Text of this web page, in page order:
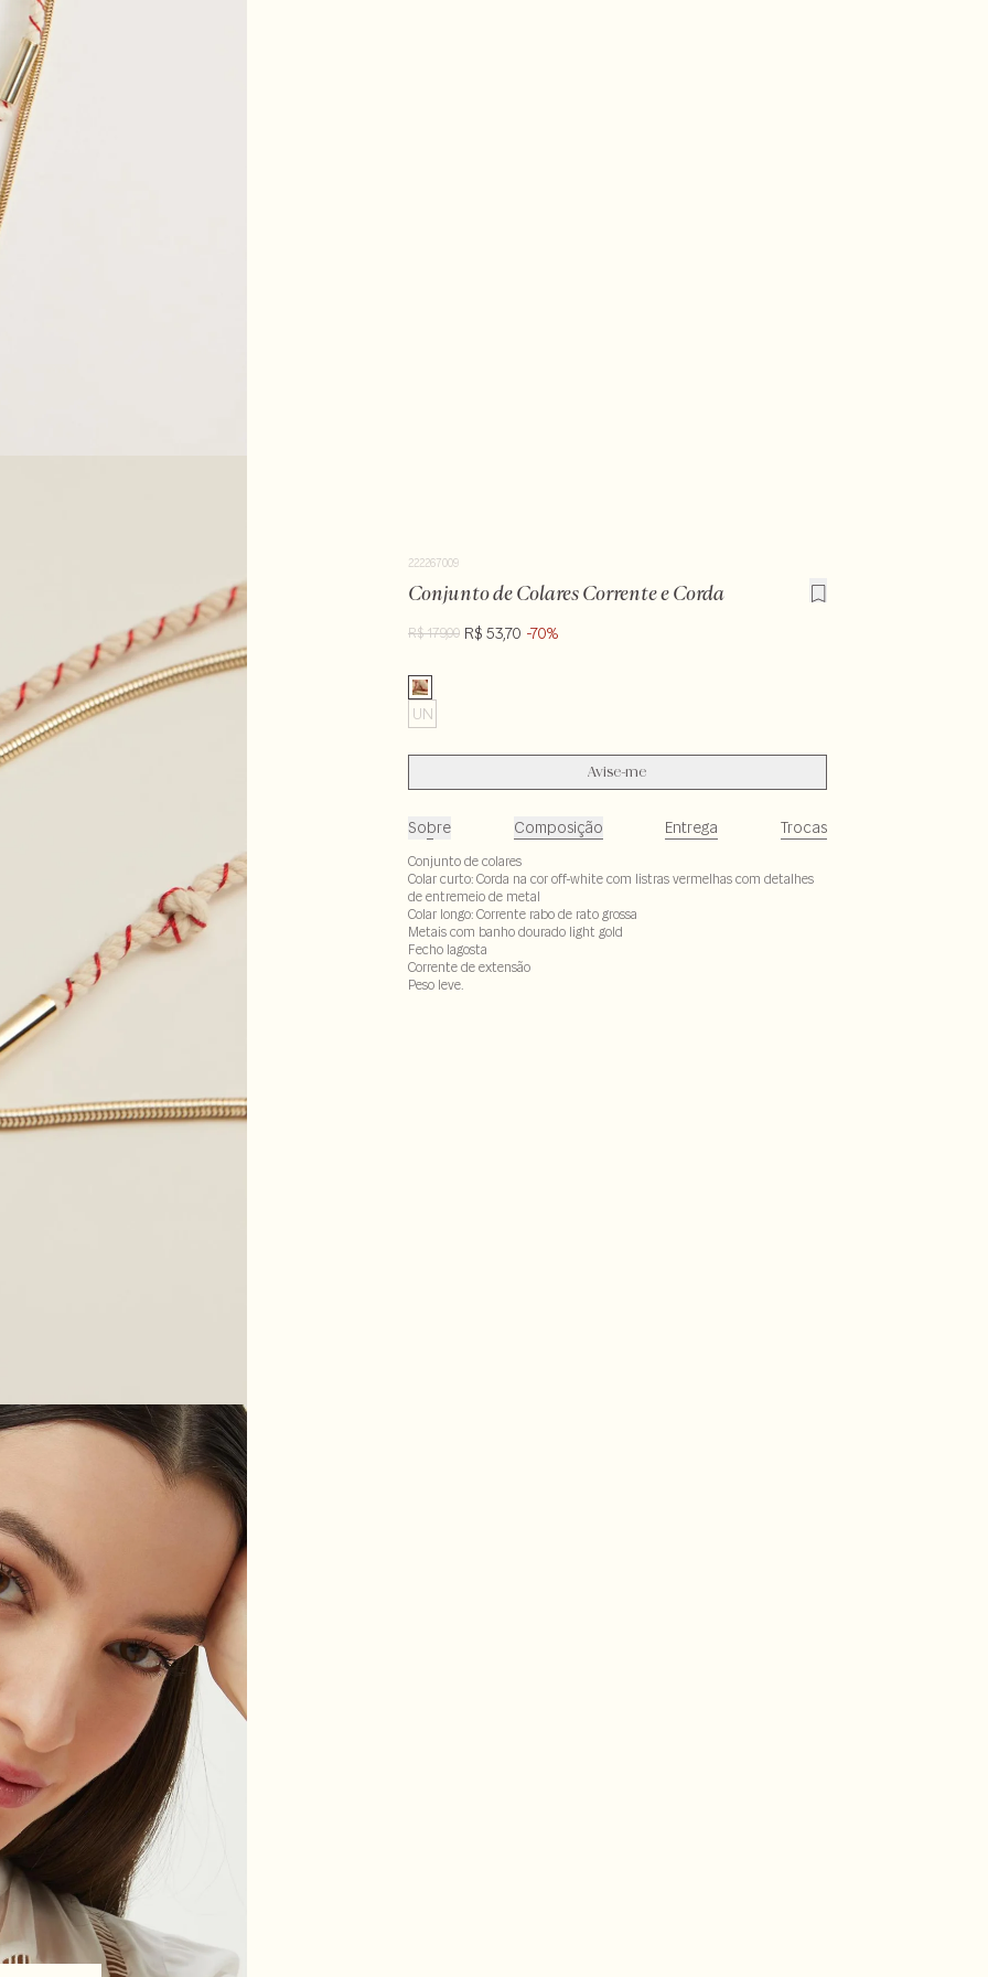
222267009
Conjunto de Colares Corrente e Corda
R$ 179,00 R$ 53,70 -70%
UN
Avise-me
Sobre Composição Entrega Trocas
Conjunto de colares
Colar curto: Corda na cor off-white com listras vermelhas com detalhes
de entremeio de metal
Colar longo: Corrente rabo de rato grossa
Metais com banho dourado light gold
Fecho lagosta
Corrente de extensão
Peso leve.